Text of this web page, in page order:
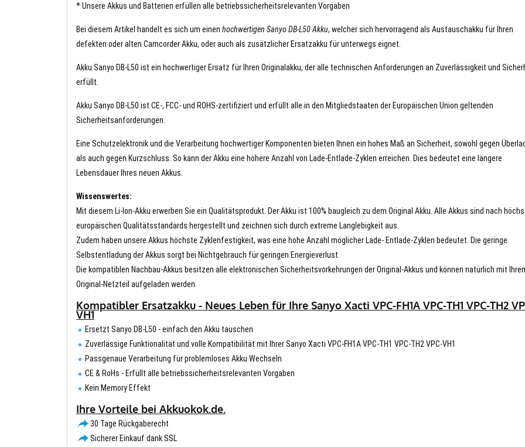
* Unsere Akkus und Batterien erfüllen alle betriebssicherheitsrelevanten Vorgaben
Bei diesem Artikel handelt es sich um einen hochwertigen Sanyo DB-L50 Akku, welcher sich hervorragend als Austauschakku für Ihren
defekten oder alten Camcorder Akku, oder auch als zusätzlicher Ersatzakku für unterwegs eignet.
Akku Sanyo DB-L50 ist ein hochwertiger Ersatz für Ihren Originalakku, der alle technischen Anforderungen an Zuverlässigkeit und
erfüllt.
Akku Sanyo DB-L50 ist CE-, FCC- und ROHS-zertifiziert und erfüllt alle in den Mitgliedstaaten der Europäischen Union geltenden
Sicherheitsanforderungen.
Eine Schutzelektronik und die Verarbeitung hochwertiger Komponenten bieten Ihnen ein hohes Maß an Sicherheit, sowohl gegen
als auch gegen Kurzschluss. So kann der Akku eine höhere Anzahl von Lade-Entlade-Zyklen erreichen. Dies bedeutet eine längere
Lebensdauer Ihres neuen Akkus.
Wissenswertes:
Mit diesem Li-Ion-Akku erwerben Sie ein Qualitätsprodukt. Der Akku ist 100% baugleich zu dem Original Akku. Alle Akkus sind nach
europäischen Qualitätsstandards hergestellt und zeichnen sich durch extreme Langlebigkeit aus.
Zudem haben unsere Akkus höchste Zyklenfestigkeit, was eine hohe Anzahl möglicher Lade- Entlade-Zyklen bedeutet. Die geringe
Selbstentladung der Akkus sorgt bei Nichtgebrauch für geringen Energieverlust.
Die kompatiblen Nachbau-Akkus besitzen alle elektronischen Sicherheitsvorkehrungen der Original-Akkus und können natürlich mit
Original-Netzteil aufgeladen werden.
Kompatibler Ersatzakku - Neues Leben für Ihre Sanyo Xacti VPC-FH1A VPC-TH1 VPC-TH2
VH1
Ersetzt Sanyo DB-L50 - einfach den Akku tauschen
Zuverlässige Funktionalität und volle Kompatibilität mit Ihrer Sanyo Xacti VPC-FH1A VPC-TH1 VPC-TH2 VPC-VH1
Passgenaue Verarbeitung für problemloses Akku Wechseln
CE & RoHs - Erfüllt alle betriebssicherheitsrelevanten Vorgaben
Kein Memory Effekt
Ihre Vorteile bei Akkuokok.de.
30 Tage Rückgaberecht
Sicherer Einkauf dank SSL